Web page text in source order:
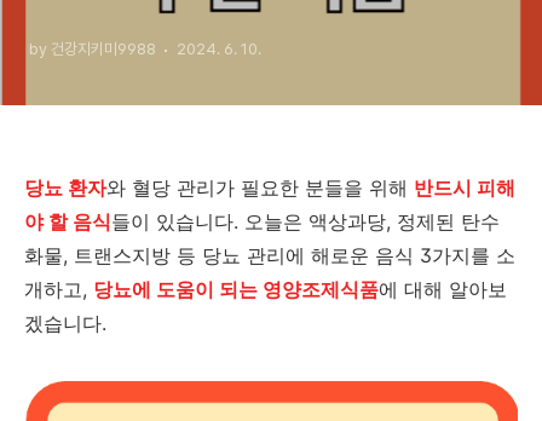
by 건강지키미9988 2024. 6. 10.
당뇨 환자와 혈당 관리가 필요한 분들을 위해 반드시 피해
야 할 음식들이 있습니다. 오늘은 액상과당, 정제된 탄수
화물, 트랜스지방 등 당뇨 관리에 해로운 음식 3가지를 소
개하고, 당뇨에 도움이 되는 영양조제식품에 대해 알아보
겠습니다.